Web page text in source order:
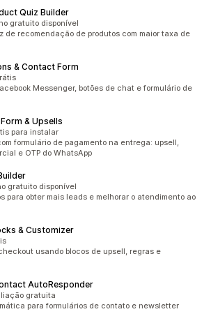
Quiz Builder
todo
gratuito disponível
de recomendação de produtos com maior taxa de
& Contact Form
ao todo
Messenger, botões de chat e formulário de
& Upsells
todo
para instalar
formulário de pagamento na entrega: upsell,
e OTP do WhatsApp
todo
gratuito disponível
para obter mais leads e melhorar o atendimento ao
& Customizer
todo
usando blocos de upsell, regras e
AutoResponder
todogratuita
para formulários de contato e newsletter